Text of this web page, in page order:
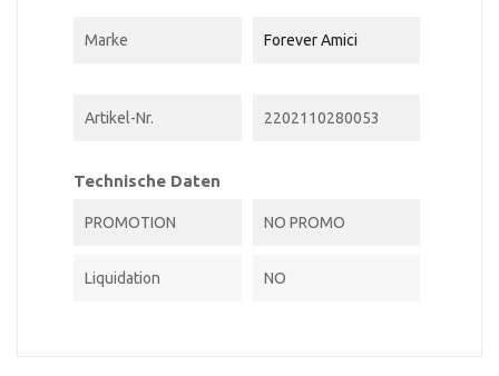
Marke Forever Amici
Artikel-Nr. 2202110280053
Technische Daten
PROMOTION NO PROMO
Liquidation NO